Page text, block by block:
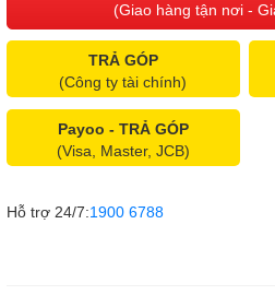
(Giao hàng tận nơi -
TRẢ GÓP
(Công ty tài chính)
Payoo - TRẢ GÓP
(Visa, Master, JCB)
Hỗ trợ 24/7:1900 6788